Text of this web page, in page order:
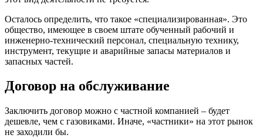
Осталось определить, что такое «специализированная». Это
общество, имеющее в своем штате обученный рабочий и
инженерно-технический персонал, специальную технику,
инструмент, текущие и аварийные запасы материалов и
запасных частей.
Договор на обслуживание
Заключить договор можно с частной компанией – будет
дешевле, чем с газовиками. Иначе, «частники» на этот рынок
не заходили бы.